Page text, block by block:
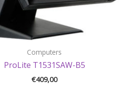
Computers
ProLite T1531SAW-B5
€409,00